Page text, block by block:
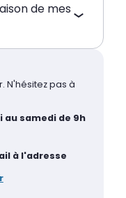
de mes
N'hésitez pas à
samedi de 9h
à l'adresse